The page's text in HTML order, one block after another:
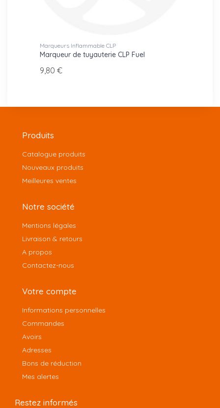
Marqueurs Inflammable CLP
Marqueur de tuyauterie CLP Fuel
9,80 €
Produits
Catalogue produits
Nouveaux produits
Meilleures ventes
Notre société
Mentions légales
Livraison & retours
A propos
Contactez-nous
Votre compte
Informations personnelles
Commandes
Avoirs
Adresses
Bons de réduction
Mes alertes
Restez informés